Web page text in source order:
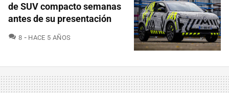
de SUV compacto semanas
antes de su presentación
8 COMENTARIOS
HACE 5 AÑOS